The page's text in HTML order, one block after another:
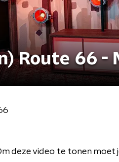
Route 66 -
deze video te tonen moet